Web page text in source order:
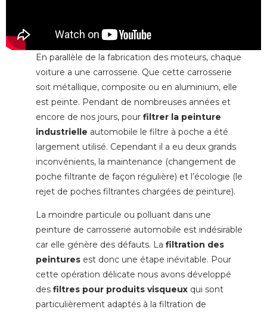
En parallèle de la fabrication des moteurs, chaque
voiture a une carrosserie. Que cette carrosserie
soit métallique, composite ou en aluminium, elle
est peinte. Pendant de nombreuses années et
encore de nos jours, pour filtrer la peinture
industrielle automobile le filtre à poche a été
largement utilisé. Cependant il a eu deux grands
inconvénients, la maintenance (changement de
poche filtrante de façon régulière) et l’écologie (le
rejet de poches filtrantes chargées de peinture).
La moindre particule ou polluant dans une
peinture de carrosserie automobile est indésirable
car elle génère des défauts. La filtration des
peintures est donc une étape inévitable. Pour
cette opération délicate nous avons développé
des filtres pour produits visqueux qui sont
particulièrement adaptés à la filtration de